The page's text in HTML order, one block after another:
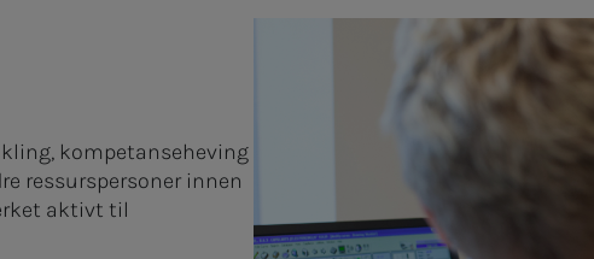
kompetanseheving
ressurspersoner innen
aktivt til